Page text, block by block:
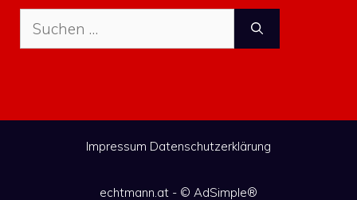
Suche
nach:
Impressum Datenschutzerklärung
echtmann.at - © AdSimple®